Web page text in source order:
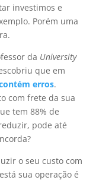
investimos e
Porém uma
da University
que em
erros.
com frete da sua
tem 88% de
pode até
o seu custo com
sua operação é